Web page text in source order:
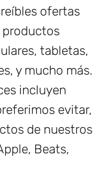
ofertas
tabletas,
y mucho más.
incluyen
evitar,
de nuestros
Beats,